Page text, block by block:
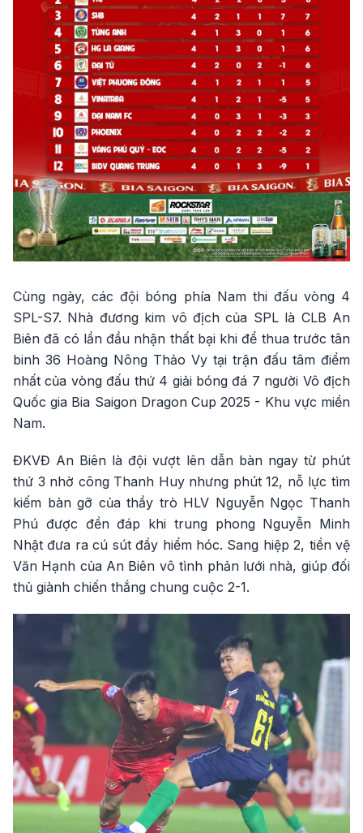
Cùng ngày, các đội bóng phía Nam thi đấu vòng 4
SPL-S7. Nhà đương kim vô địch của SPL là CLB An
Biên đã có lần đầu nhận thất bại khi để thua trước tân
binh 36 Hoàng Nông Thảo Vy tại trận đấu tâm điểm
nhất của vòng đấu thứ 4 giải bóng đá 7 người Vô địch
Quốc gia Bia Saigon Dragon Cup 2025 - Khu vực miền
Nam.
ĐKVĐ An Biên là đội vượt lên dẫn bàn ngay từ phút
thứ 3 nhờ công Thanh Huy nhưng phút 12, nỗ lực tìm
kiếm bàn gỡ của thầy trò HLV Nguyễn Ngọc Thanh
Phú được đền đáp khi trung phong Nguyễn Minh
Nhật đưa ra cú sút đầy hiểm hóc. Sang hiệp 2, tiền vệ
Văn Hạnh của An Biên vô tình phản lưới nhà, giúp đối
thủ giành chiến thắng chung cuộc 2-1.